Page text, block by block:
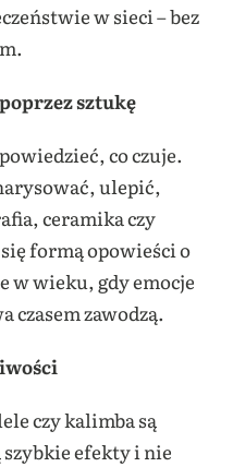
w sieci – bez
sztukę
co czuje.
ulepić,
ceramika czy
formą opowieści o
w wieku, gdy emocje
czasem zawodzą.
czy kalimba są
efekty i nie